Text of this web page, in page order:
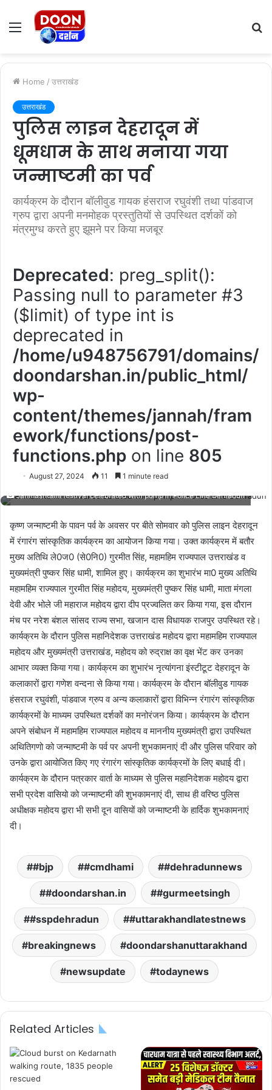
Menu
Home / उत्तराखंड
उत्तराखंड
पुलिस लाइन देहरादून में
धूमधाम के साथ मनाया गया
जन्माष्टमी का पर्व
कार्यक्रम के दौरान बॉलीवुड गायक हंसराज रघुवंशी तथा पांडवाज
ग्रुप द्वारा अपनी मनमोहक प्रस्तुतियों से उपस्थित दर्शकों को
मंत्रमुग्ध करते हुए झूमने पर किया मजबूर
Deprecated: preg_split():
Passing null to parameter #3
($limit) of type int is
deprecated in
/home/u948756791/domains/
doondarshan.in/public_html/
wp-
content/themes/jannah/fram
ework/functions/post-
functions.php on line 805
August 27, 2024 11 1 minute read
Janmashtami festival celebrated with pomp in Police Line Dehradun
कृष्ण जन्माष्टमी के पावन पर्व के अवसर पर बीते सोमवार को पुलिस लाइन देहरादून
में रंगारंग सांस्कृतिक कार्यक्रम का आयोजन किया गया। उक्त कार्यक्रम में बतौर
मुख्य अतिथि ले0ज0 (से0नि0) गुरमीत सिंह, महामहिम राज्यपाल उत्तराखंड व
मुख्यमंत्री पुष्कर सिंह धामी, शामिल हुए। कार्यक्रम का शुभारंभ मा0 मुख्य अतिथि
महामहिम राज्यपाल गुरमीत सिंह महोदय, मुख्यमंत्री पुष्कर सिंह धामी, माता मंगला
देवी और भोले जी महाराज महोदय द्वारा दीप प्रज्वलित कर किया गया, इस दौरान
मंच पर नरेश बंशल सांसद राज्य सभा, खजान दास विधायक राजपुर उपस्थित रहे।
कार्यक्रम के दौरान पुलिस महानिदेशक उत्तराखंड महोदय द्वारा महामहिम राज्यपाल
महोदय और मुख्यमंत्री उत्तराखंड, महोदय को रुद्राक्ष का वृक्ष भेंट कर उनका
आभार व्यक्त किया गया। कार्यक्रम का शुभारंभ नृत्यांगना इंस्टीटूट देहरादून के
कलाकारों द्वारा गणेश वन्दना से किया गया। कार्यक्रम के दौरान बॉलीवुड गायक
हंसराज रघुवंशी, पांडवाज ग्रुप व अन्य कलाकारों द्वारा विभिन्न रंगारंग सांस्कृतिक
कार्यक्रमों के माध्यम उपस्थित दर्शकों का मनोरंजन किया। कार्यक्रम के दौरान
अपने संबोधन में महामहिम राज्यपाल महोदय व माननीय मुख्यमंत्री द्वारा उपस्थित
अथितिगणो को जन्माष्टमी के पर्व पर अपनी शुभकामनाएं दी और पुलिस परिवार को
उनके द्वारा आयोजित किए गए रंगारंग सांस्कृतिक कार्यक्रमों के लिए बधाई दी।
कार्यक्रम के दौरान पत्रकार वार्ता के माध्यम से पुलिस महानिदेशक महोदय द्वारा
सभी प्रदेश वासियो को जन्माष्टमी की शुभकामनाएं दी, साथ ही वरिष्ठ पुलिस
अधीक्षक महोदय द्वारा भी सभी दून वासियों को जन्माष्टमी के हार्दिक शुभकामनाएं
दी।
#bjp #cmdhami #dehradunnews
#doondarshan.in #gurmeetsingh
#sspdehradun #uttarakhandlatestnews
breakingnews doondarshanuttarakhand
newsupdate todaynews
Related Articles